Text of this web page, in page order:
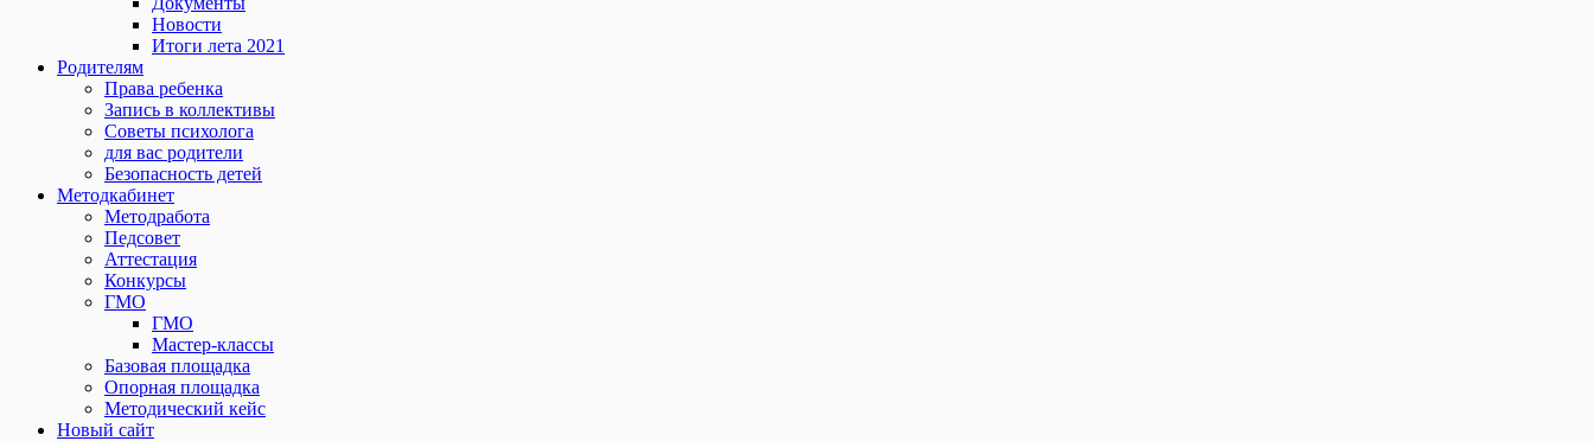
Новости
Итоги лета 2021
Родителям
Права ребенка
Запись в коллективы
Советы психолога
для вас родители
Безопасность детей
Методкабинет
Методработа
Педсовет
Аттестация
Конкурсы
ГМО
ГМО
Мастер-классы
Базовая площадка
Опорная площадка
Методический кейс
Новый сайт